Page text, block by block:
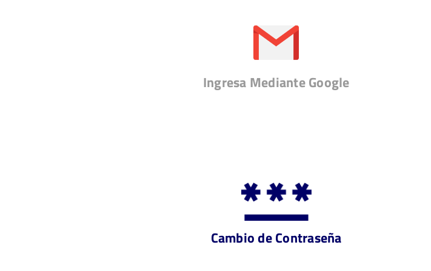
Ingresa Mediante Google
Cambio de Contraseña